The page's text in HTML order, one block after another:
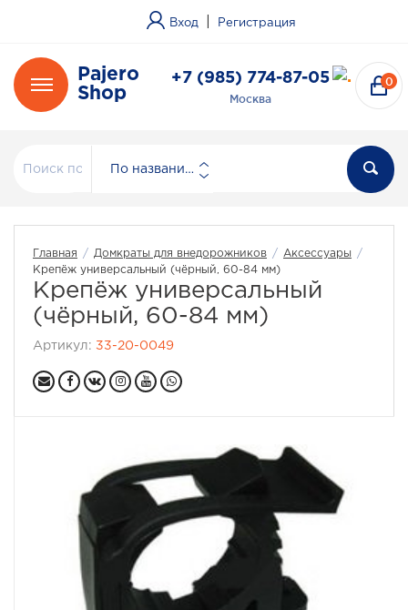
Вход Регистрация
Pajero
Shop
+7 (985) 774-87-05
Москва
0
По названию
Главная / Домкраты для внедорожников / Аксессуары
/
Крепёж универсальный (чёрный, 60-84 мм)
Крепёж универсальный
(чёрный, 60-84 мм)
Артикул: 33-20-0049